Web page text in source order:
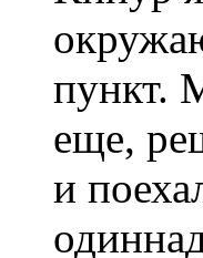
пункт.
еще,
и